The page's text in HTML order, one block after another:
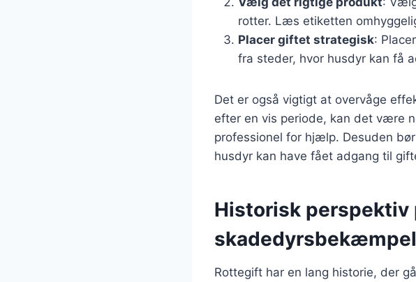
rotter. Læs etiketten
Placer giftet strategisk:
fra steder, hvor husdyr kan få
Det er også vigtigt at overvåge
efter en vis periode, kan det være
professionel for hjælp. Desuden
husdyr kan have fået adgang til
Historisk perspektiv
Rottegift har en lang historie, der